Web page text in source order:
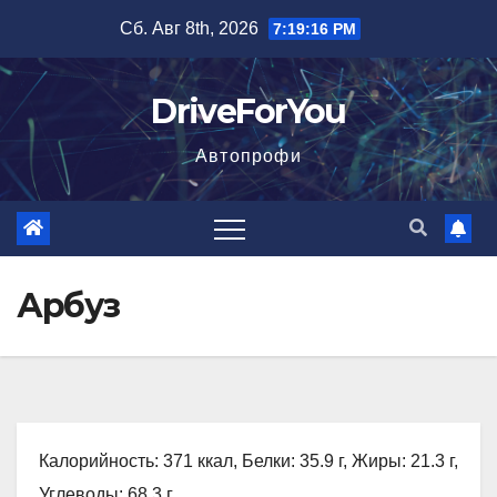
содержимому
Сб. Авг 8th, 2026 7:19:17 PM
DriveForYou
Автопрофи
Арбуз
Калорийность: 371 ккал, Белки: 35.9 г, Жиры: 21.3 г,